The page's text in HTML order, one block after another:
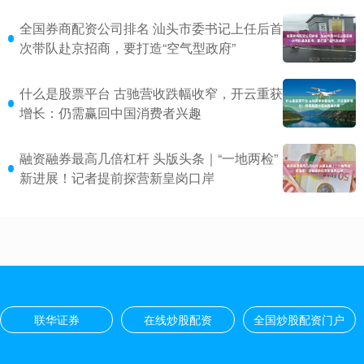
全国券商配资公司排名 汕头市委书记上任后首
次带队赴京招商，要打造“空气型政府”
什么是股票平台 古驰营收跌幅收窄，开云重获
增长：仍需赢回中国消费者兴趣
融资融券最高几倍杠杆 头版头条｜“一地两检”
新进展！记者提前探营新皇岗口岸
联华证券 在线炒股配资 全国炒股配资门户